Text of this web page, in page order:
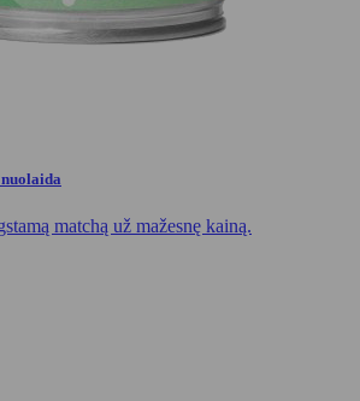
matchą už mažesnę kainą.